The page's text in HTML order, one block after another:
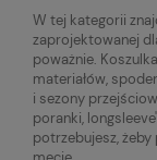
W tej kategorii
zaprojektowanej
poważnie.
materiałów,
i sezony
poranki,
potrzebujesz, żeby